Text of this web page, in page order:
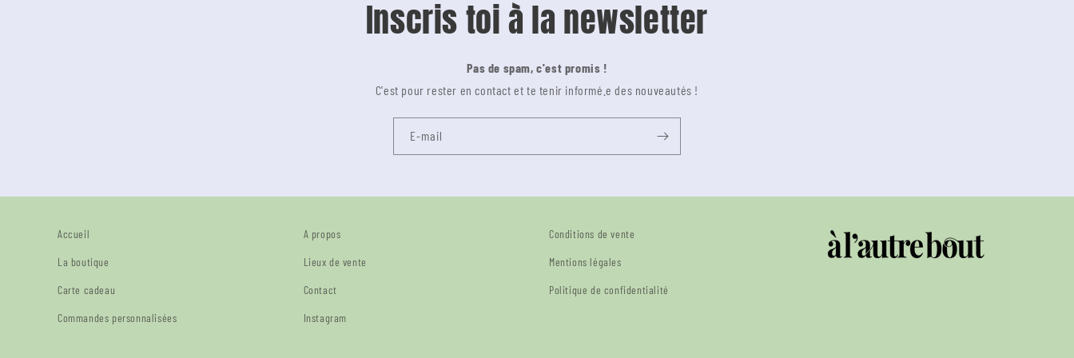
Inscris toi à la newsletter
Pas de spam, c'est promis !
C'est pour rester en contact et te tenir informé.e des nouveautés !
E-mail
Accueil
La boutique
Carte cadeau
Commandes personnalisées
A propos
Lieux de vente
Contact
Instagram
Conditions de vente
Mentions légales
Politique de confidentialité